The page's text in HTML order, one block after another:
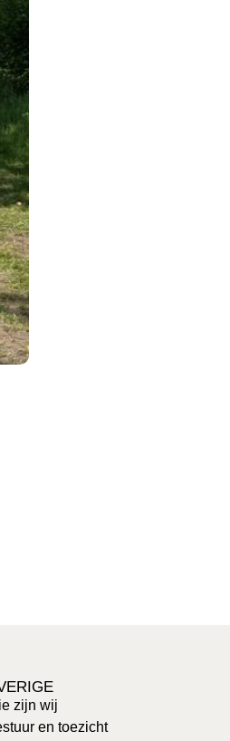
zijn wij
en toezicht